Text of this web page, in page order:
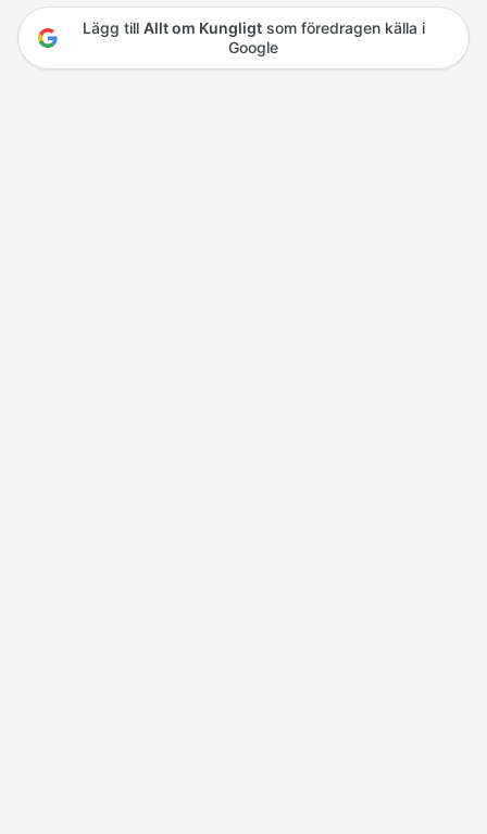
Lägg till Allt om Kungligtsom föredragen källa i
Google